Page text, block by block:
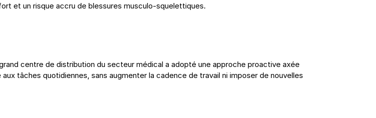
et un risque accru de blessures musculo-squelettiques.
centre de distribution du secteur médical a adopté une approche proactive axée
tâches quotidiennes, sans augmenter la cadence de travail ni imposer de nouvelles